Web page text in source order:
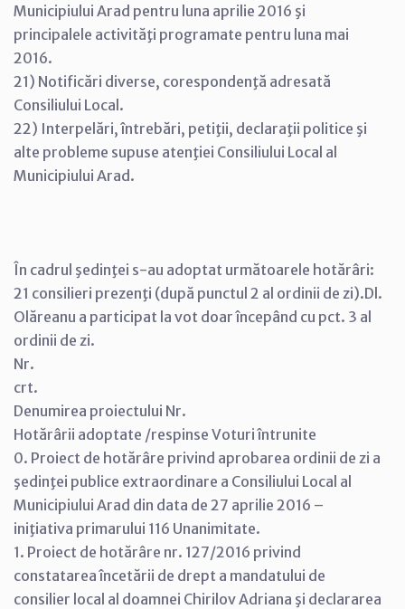
Municipiului Arad pentru luna aprilie 2016 şi
principalele activităţi programate pentru luna mai
2016.
21) Notificări diverse, corespondenţă adresată
Consiliului Local.
22) Interpelări, întrebări, petiţii, declaraţii politice şi
alte probleme supuse atenţiei Consiliului Local al
Municipiului Arad.
În cadrul şedinţei s-au adoptat următoarele hotărâri:
21 consilieri prezenţi (după punctul 2 al ordinii de zi).Dl.
Olăreanu a participat la vot doar începând cu pct. 3 al
ordinii de zi.
Nr.
crt.
Denumirea proiectului Nr.
Hotărârii adoptate /respinse Voturi întrunite
0. Proiect de hotărâre privind aprobarea ordinii de zi a
şedinţei publice extraordinare a Consiliului Local al
Municipiului Arad din data de 27 aprilie 2016 –
iniţiativa primarului 116 Unanimitate.
1. Proiect de hotărâre nr. 127/2016 privind
constatarea încetării de drept a mandatului de
consilier local al doamnei Chirilov Adriana şi declararea